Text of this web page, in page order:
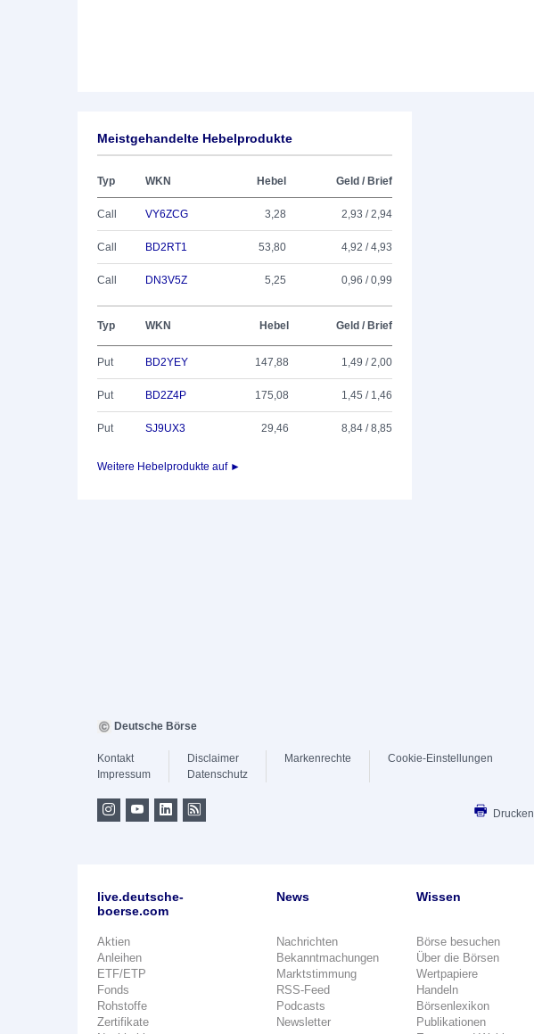
Meistgehandelte Hebelprodukte
Typ WKN Hebel Geld / Brief
Call VY6ZCG 3,28 2,93 / 2,94
Call BD2RT1 53,80 4,92 / 4,93
Call DN3V5Z 5,25 0,96 / 0,99
Typ WKN Hebel Geld / Brief
Put BD2YEY 147,88 1,49 / 2,00
Put BD2Z4P 175,08 1,45 / 1,46
Put SJ9UX3 29,46 8,84 / 8,85
Weitere Hebelprodukte auf ►
Deutsche Börse
Kontakt
Impressum
Disclaimer
Datenschutz
Markenrechte Cookie-Einstellungen
Drucken
live.deutsche-
boerse.com
Aktien
Anleihen
ETF/ETP
Fonds
Rohstoffe
Zertifikate
News
Nachrichten
Bekanntmachungen
Marktstimmung
RSS-Feed
Podcasts
Newsletter
Wissen
Börse besuchen
Über die Börsen
Wertpapiere
Handeln
Börsenlexikon
Publikationen